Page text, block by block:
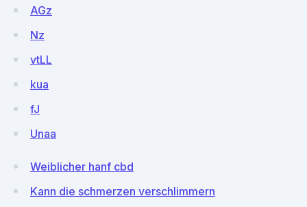
AGz
Nz
vtLL
kua
fJ
Unaa
Weiblicher hanf cbd
Kann die schmerzen verschlimmern